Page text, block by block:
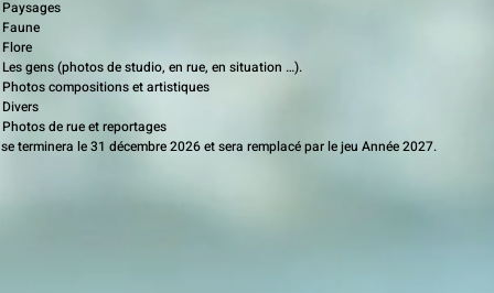
gens (photos de studio, en rue, en situation …).
compositions et artistiques
de rue et reportages
terminera le 31 décembre 2026 et sera remplacé par le jeu Année 2027.